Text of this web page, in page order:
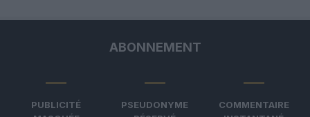
ABONNEMENT
PUBLICITÉ
PSEUDONYME
COMMENTAIRE